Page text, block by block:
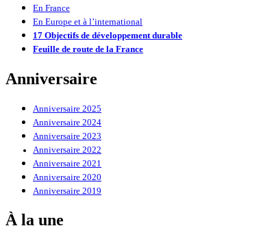
En France
En Europe et à l’international
17 Objectifs de développement durable
Feuille de route de la France
Anniversaire
Anniversaire 2025
Anniversaire 2024
Anniversaire 2023
Anniversaire 2022
Anniversaire 2021
Anniversaire 2020
Anniversaire 2019
À la une